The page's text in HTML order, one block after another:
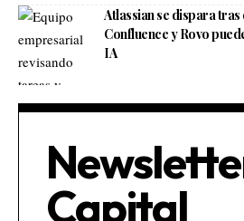
Atlassian se dispara
Confluence y Rovo
IA
Capital